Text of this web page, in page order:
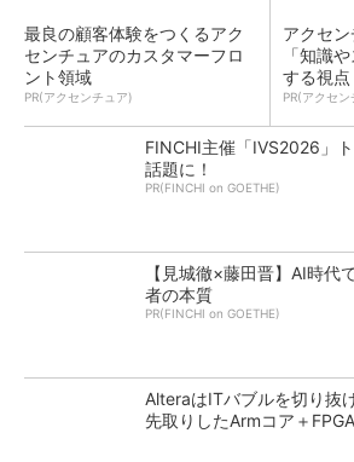
最良の顧客体験をつくるアク
センチュアのカスタマーフロ
ント領域
PR(アクセンチュア)
アクセ
「知識
する視点
PR(アクセン
FINCHI主催「IVS2026」
話題に！
PR(FINCHI on GOETHE)
【見城徹×藤田晋】AI時代
者の本質
PR(FINCHI on GOETHE)
AlteraはITバブルを切り抜
先取りしたArmコア＋